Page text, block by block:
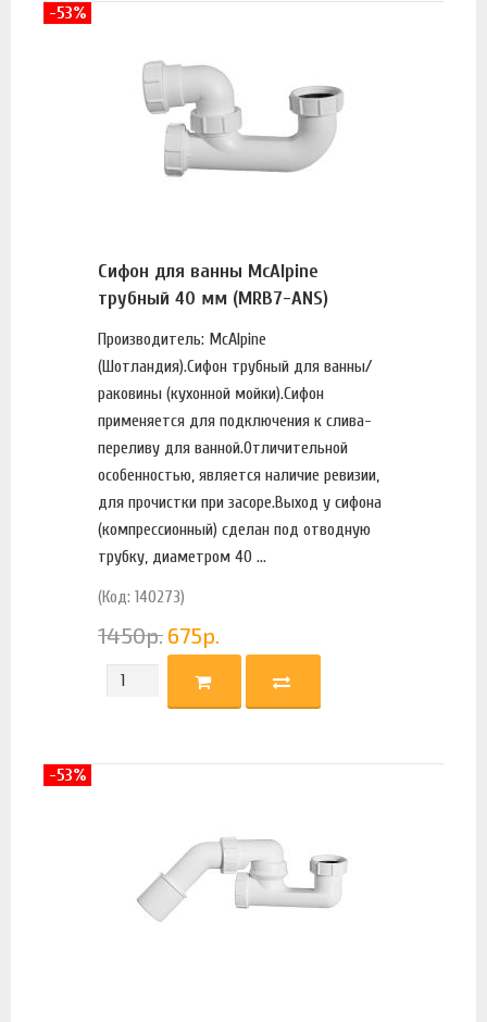
Сифон для ванны McAlpine
трубный 40 мм (MRB7-ANS)
Производитель: McAlpine
(Шотландия).Сифон трубный для ванны/
раковины (кухонной мойки).Сифон
применяется для подключения к слива-
переливу для ванной.Отличительной
особенностью, является наличие ревизии,
для прочистки при засоре.Выход у сифона
(компрессионный) сделан под отводную
трубку, диаметром 40 ...
(Код: 140273)
1450р. 675р.
-53%
-53%